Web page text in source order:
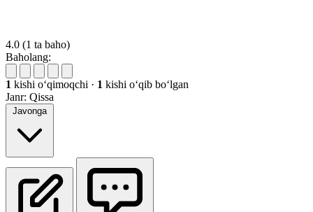
4.0 (1 ta baho)
Baholang:
1 kishi oʻqimoqchi · 1 kishi oʻqib boʻlgan
Janr: Qissa
Javonga